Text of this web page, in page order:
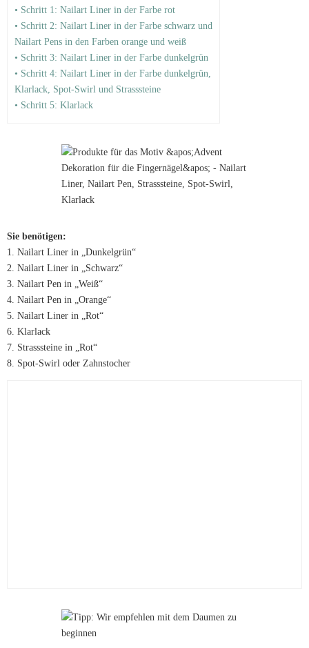
• Schritt 1: Nailart Liner in der Farbe rot
• Schritt 2: Nailart Liner in der Farbe schwarz und
Nailart Pens in den Farben orange und weiß
• Schritt 3: Nailart Liner in der Farbe dunkelgrün
• Schritt 4: Nailart Liner in der Farbe dunkelgrün,
Klarlack, Spot-Swirl und Strasssteine
• Schritt 5: Klarlack
Sie benötigen:
1. Nailart Liner in „Dunkelgrün“
2. Nailart Liner in „Schwarz“
3. Nailart Pen in „Weiß“
4. Nailart Pen in „Orange“
5. Nailart Liner in „Rot“
6. Klarlack
7. Strasssteine in „Rot“
8. Spot-Swirl oder Zahnstocher